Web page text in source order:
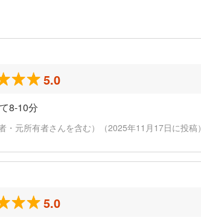
5.0
8-10分
元所有者さんを含む）（2025年11月17日に投稿）
5.0